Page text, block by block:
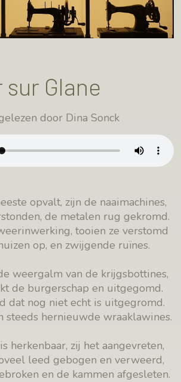
Glane
door Dina Sonck
opvalt, zijn de naaimachines,
de metalen rug gekromd.
tooien ze verstomd
op, en zwijgende ruïnes.
weergalm van de krijgsbottines,
de burgerschap en uitgegomd.
dat nog niet echt is uitgegromd.
steeds hernieuwde wraaklawines.
herkenbaar, zij het aangevreten,
leed gebogen en verweerd,
en de kammen afgesleten.